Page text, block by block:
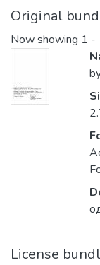
Original
Now showing 1 -
License